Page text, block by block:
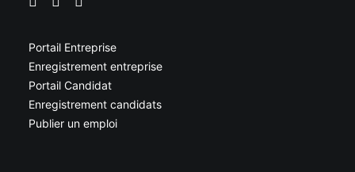
Portail Entreprise
Enregistrement entreprise
Portail Candidat
Enregistrement candidats
Publier un emploi